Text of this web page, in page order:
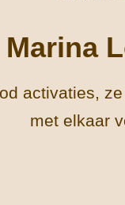
Marina
activaties,
met elkaar